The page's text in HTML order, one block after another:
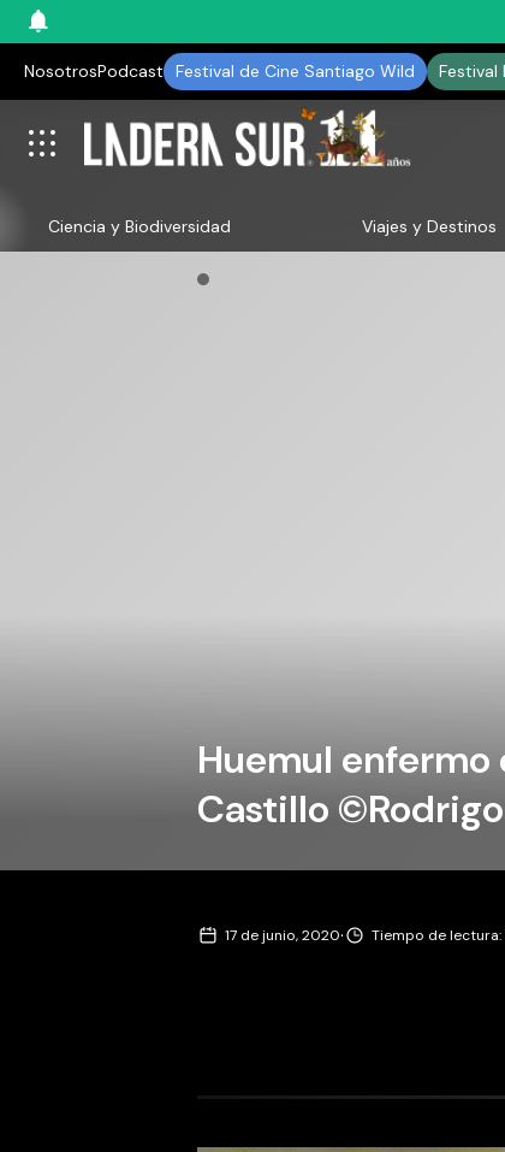
NosotrosPodcast Festival de Cine Santiago Wild Festival
Ciencia y Biodiversidad Viajes y Destinos
Huemul enfermo
Castillo
17 de junio, 2020· Tiempo de